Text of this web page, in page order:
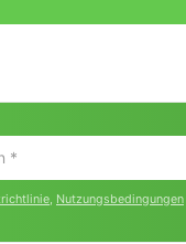
, Nutzungsbedingungen